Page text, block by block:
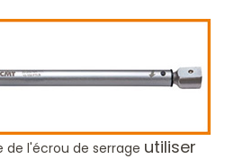
de l'écrou de serrage utiliser